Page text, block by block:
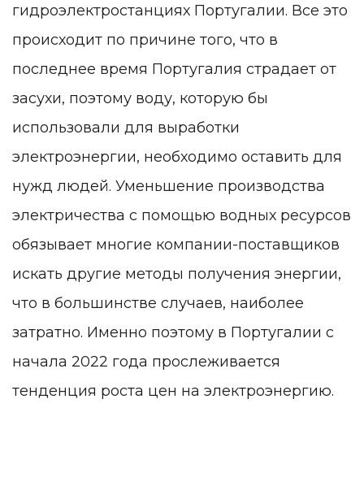
гидроэлектростанциях Португалии. Все это
происходит по причине того, что в
последнее время Португалия страдает от
засухи, поэтому воду, которую бы
использовали для выработки
электроэнергии, необходимо оставить для
нужд людей. Уменьшение производства
электричества с помощью водных ресурсов
обязывает многие компании-поставщиков
искать другие методы получения энергии,
что в большинстве случаев, наиболее
затратно. Именно поэтому в Португалии с
начала 2022 года прослеживается
тенденция роста цен на электроэнергию.